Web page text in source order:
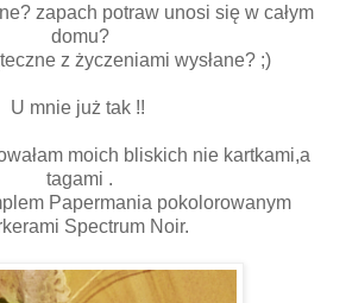
zapach potraw unosi się w całym
domu?
z życzeniami wysłane? ;)
U mnie już tak !!
moich bliskich nie kartkami,a
tagami .
Papermania pokolorowanym
Spectrum Noir.